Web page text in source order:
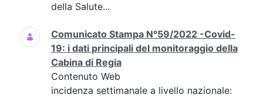
della Salute...
Comunicato Stampa N°59/2022 -Covid-
19: i dati principali del monitoraggio della
Cabina di Regia
Contenuto Web
incidenza settimanale a livello nazionale: